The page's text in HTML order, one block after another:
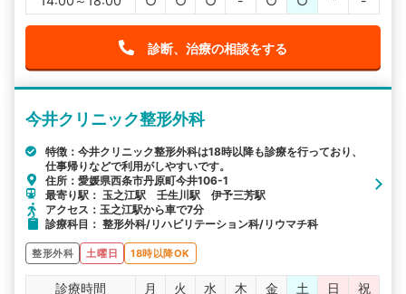
診断、治療の相談をする
今井クリニック整形外科
特徴：今井クリニック整形外科は18時以降も診療を行っており、
仕事帰りなどで利用がしやすいです。
住所：愛媛県西条市丹原町今井106-1
最寄り駅： 玉之江駅 壬生川駅 伊予三芳駅
アクセス：玉之江駅から車で7分
診療科目： 整形外科/リハビリテーション科/リウマチ科
整形外科 土曜日 18時以降OK
診療時間 月 火 水 木 金 土 日
祝